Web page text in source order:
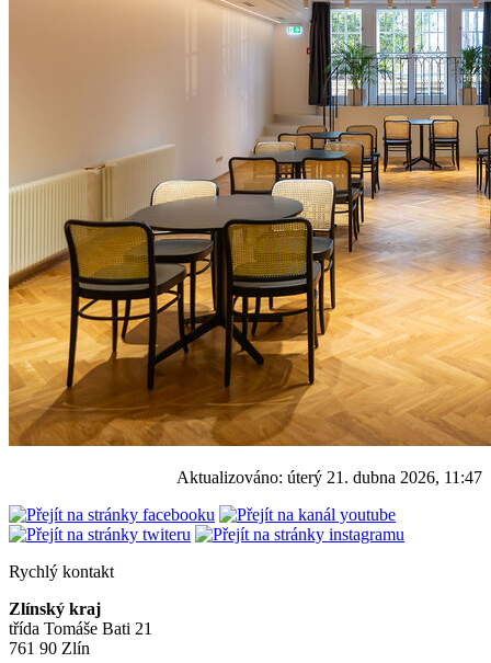
Aktualizováno: úterý 21. dubna 2026, 11:47
Rychlý kontakt
Zlínský kraj
třída Tomáše Bati 21
761 90 Zlín